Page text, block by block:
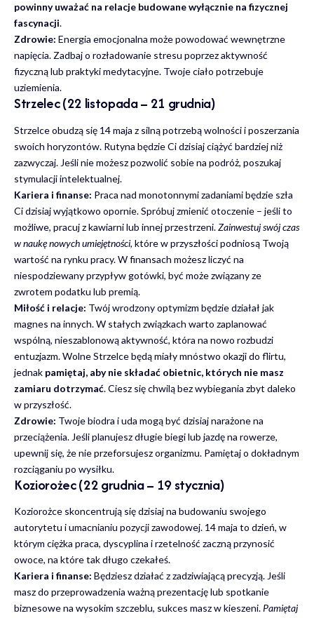
powinny uważać na relacje budowane wyłącznie na fizycznej
fascynacji.
Zdrowie: Energia emocjonalna może powodować wewnętrzne
napięcia. Zadbaj o rozładowanie stresu poprzez aktywność
fizyczną lub praktyki medytacyjne. Twoje ciało potrzebuje
uziemienia.
Strzelec (22 listopada – 21 grudnia)
Strzelce obudzą się 14 maja z silną potrzebą wolności i poszerzania
swoich horyzontów. Rutyna będzie Ci dzisiaj ciążyć bardziej niż
zazwyczaj. Jeśli nie możesz pozwolić sobie na podróż, poszukaj
stymulacji intelektualnej.
Kariera i finanse: Praca nad monotonnymi zadaniami będzie szła
Ci dzisiaj wyjątkowo opornie. Spróbuj zmienić otoczenie – jeśli to
możliwe, pracuj z kawiarni lub innej przestrzeni.Zainwestuj swój czas
w naukę nowych umiejętności, które w przyszłości podniosą Twoją
wartość na rynku pracy. W finansach możesz liczyć na
niespodziewany przypływ gotówki, być może związany ze
zwrotem podatku lub premią.
Miłość i relacje: Twój wrodzony optymizm będzie działał jak
magnes na innych. W stałych związkach warto zaplanować
wspólną, nieszablonową aktywność, która na nowo rozbudzi
entuzjazm. Wolne Strzelce będą miały mnóstwo okazji do flirtu,
jednak pamiętaj, aby nie składać obietnic, których nie masz
zamiaru dotrzymać. Ciesz się chwilą bez wybiegania zbyt daleko
w przyszłość.
Zdrowie: Twoje biodra i uda mogą być dzisiaj narażone na
przeciążenia. Jeśli planujesz długie biegi lub jazdę na rowerze,
upewnij się, że nie przeforsujesz organizmu. Pamiętaj o dokładnym
rozciąganiu po wysiłku.
Koziorożec (22 grudnia – 19 stycznia)
Koziorożce skoncentrują się dzisiaj na budowaniu swojego
autorytetu i umacnianiu pozycji zawodowej. 14 maja to dzień, w
którym ciężka praca, dyscyplina i rzetelność zaczną przynosić
owoce, na które tak długo czekałeś.
Kariera i finanse: Będziesz działać z zadziwiającą precyzją. Jeśli
masz do przeprowadzenia ważną prezentację lub spotkanie
biznesowe na wysokim szczeblu, sukces masz w kieszeni. Pamiętaj